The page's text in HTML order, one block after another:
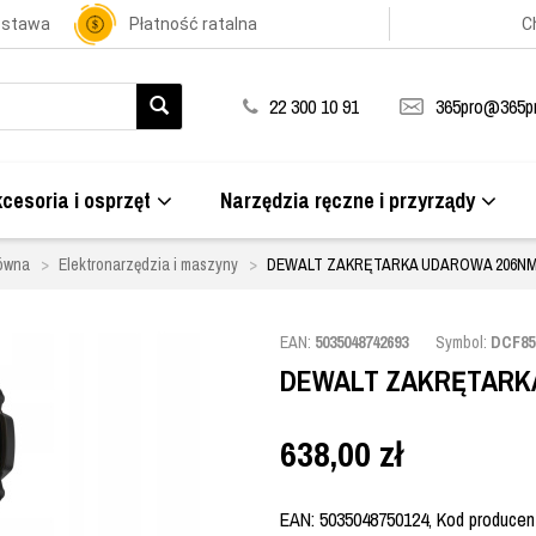
Płatność ratalna
22 300 10 91
i osprzęt Narzędzia ręczne i przyrządy
Elektronarzędzia i maszyny DEWALT ZAKRĘTARKA UDAROWA
EAN: 5035048742693 Symbol:
DEWALT
638,00 zł
EAN: 5035048750124, Kod